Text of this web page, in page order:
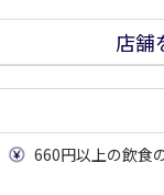
店舗
660円以上の飲食